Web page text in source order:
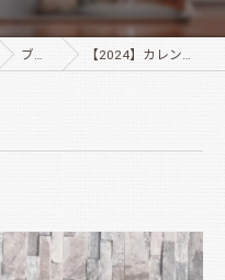
ブログ 【2024】カレンダー Ⅱ